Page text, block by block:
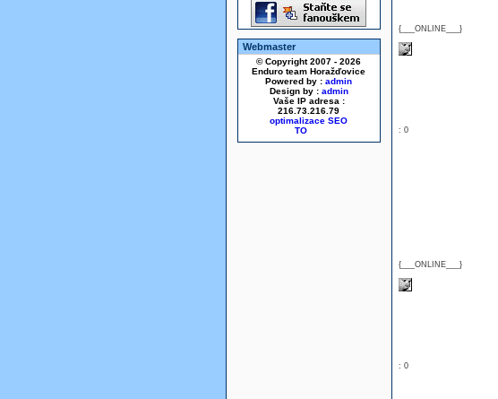
Webmaster
© Copyright 2007 - 2026
Enduro team Horažďovice
Powered by : admin
Design by : admin
Vaše IP adresa :
216.73.216.79
optimalizace SEO
{___ONLINE___}
: 0
{___ONLINE___}
: 0